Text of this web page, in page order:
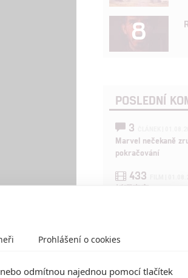
mění
od režiséra
8
POSLEDNÍ
3
Marvel nečekaně
pokračování
433
拆彈專家
Děti krve a kostí:
akční fantasy
Spider-Man:
Prohlášení o cookies
odmítnou najednou pomocí tlačítek